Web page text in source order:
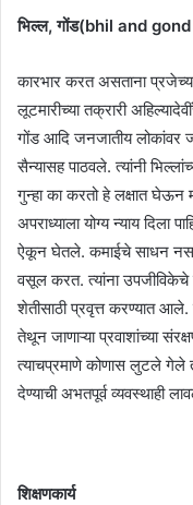
भिल्ल, गोंड(bhil and
कारभार करत असताना प्रजेच्या,
लूटमारीच्या तक्रारी
गोंड आदि जनजातीय लोकांवर
सैन्यासह पाठवले. त्यांनी
गुन्हा का करतो हे लक्षात घेऊन
अपराध्याला योग्य न्याय दिला
ऐकून घेतले. कमाईचे साधन
वसूल करत. त्यांना उपजीविकेचे
शेतीसाठी प्रवृत्त करण्यात आले.
तेथून जाणाऱ्या प्रवाशांच्या
त्याचप्रमाणे कोणास लुटले गेले
देण्याची अभतपूर्व व्यवस्थाही
शिक्षणकार्य